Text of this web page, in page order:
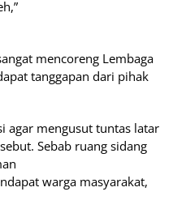
mencoreng Lembaga
tanggapan dari pihak
agar mengusut tuntas latar
Sebab ruang sidang
warga masyarakat,